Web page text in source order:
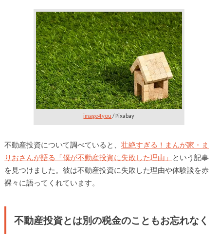
image4you / Pixabay
不動産投資について調べていると、 壮絶すぎる！まんが家・ま
りおさんが語る「僕が不動産投資に失敗した理由」
という記事
を見つけました。彼は不動産投資に失敗した理由や体験談を赤
裸々に語ってくれています。
不動産投資とは別の税金のこともお忘れなく